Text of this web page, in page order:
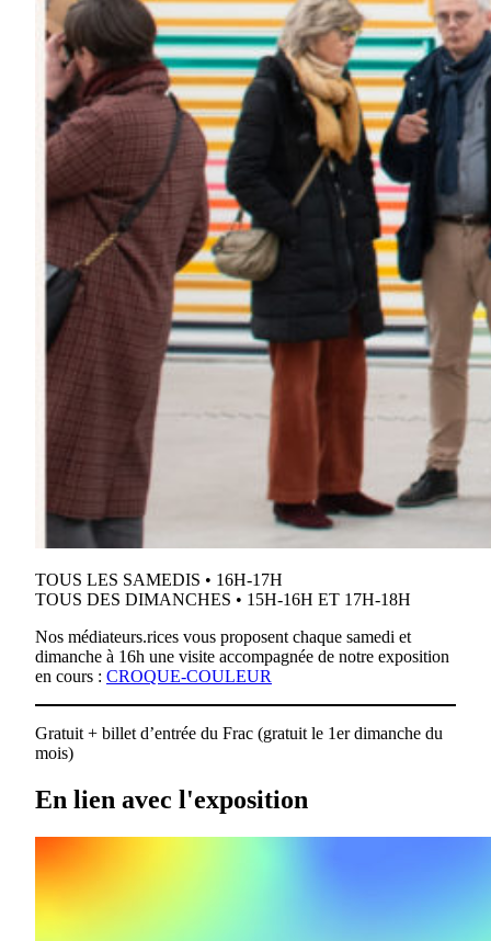
TOUS LES SAMEDIS • 16H-17H
TOUS DES DIMANCHES • 15H-16H ET 17H-18H
Nos médiateurs.rices vous proposent chaque samedi et
dimanche à 16h une visite accompagnée de notre exposition
en cours : CROQUE-COULEUR
Gratuit + billet d’entrée du Frac (gratuit le 1er dimanche du
mois)
En lien avec l'exposition